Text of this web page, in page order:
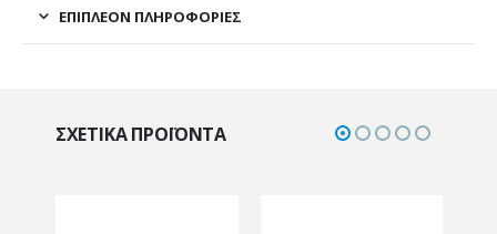
ΕΠΙΠΛΈΟΝ ΠΛΗΡΟΦΟΡΊΕΣ
ΣΧΕΤΙΚΆ ΠΡΟΪΌΝΤΑ